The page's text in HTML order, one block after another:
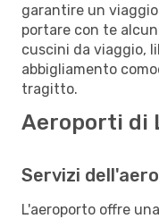
garantire un
portare con te
cuscini da viaggio,
abbigliamento
tragitto.
Aeroporti di
Servizi
L'aeroporto offre